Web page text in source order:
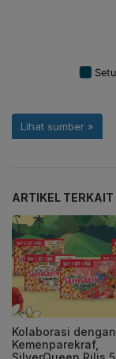
ARTIKEL TERKAIT
Kolaborasi dengan
Kemenparekraf,